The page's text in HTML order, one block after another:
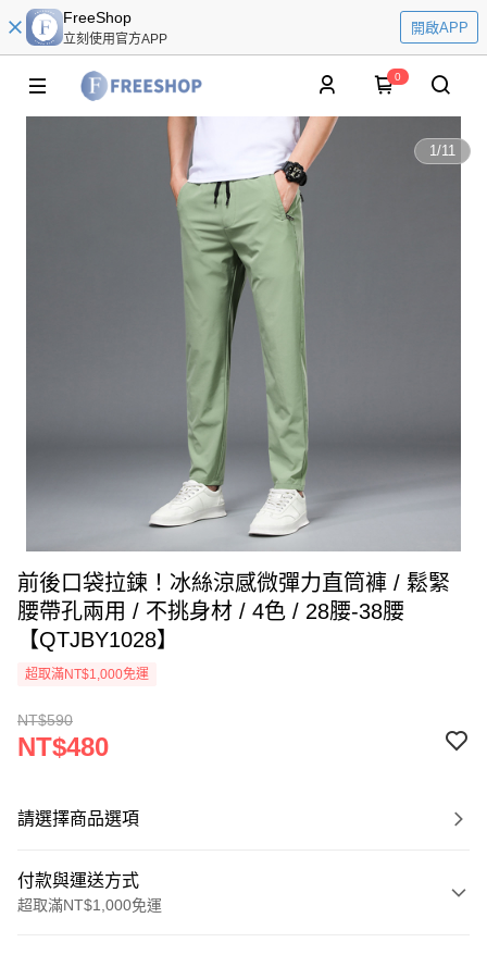
FreeShop
立刻使用官方APP
開啟APP
0
1/11
前後口袋拉鍊！冰絲涼感微彈力直筒褲 / 鬆緊
腰帶孔兩用 / 不挑身材 / 4色 / 28腰-38腰
【QTJBY1028】
超取滿NT$1,000免運
NT$590
NT$480
請選擇商品選項
付款與運送方式
超取滿NT$1,000免運